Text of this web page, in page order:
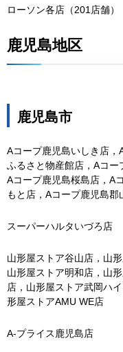
ローソン各店（201店舗）
鹿児島地区
鹿児島市
Aコープ鹿児島いしき店，
ふるさと物産館店，Aコー
Aコープ鹿児島桜島店，A
もと店，Aコープ鹿児島
スーパーハルタいづろ店
山形屋ストア谷山店，山
山形屋ストア明和店，山
店，山形屋ストア武岡ハ
形屋ストアAMU WE店
A-プライス鹿児島店